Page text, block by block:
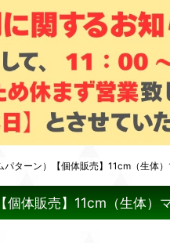
パターン）【個体販売】11cm（生
個体販売】11cm（生体